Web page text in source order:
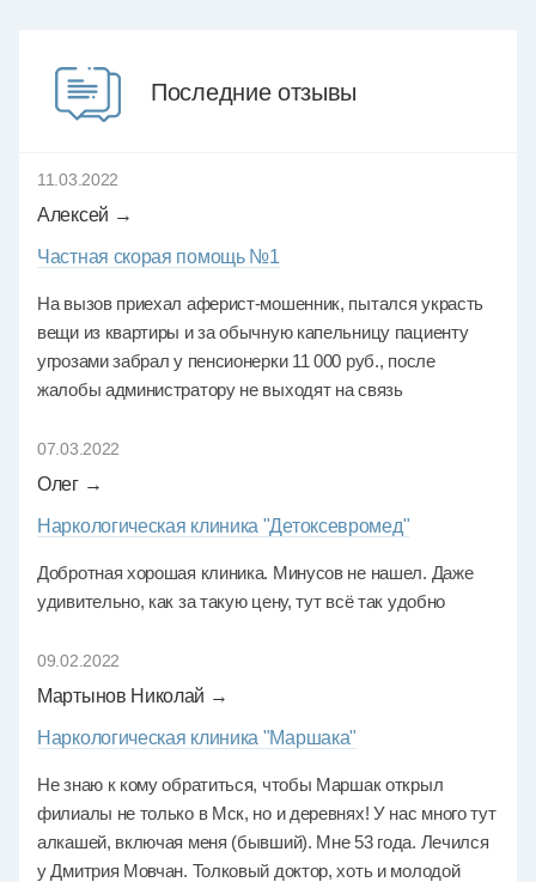
Последние отзывы
11.03.2022
Алексей →
Частная скорая помощь №1
На вызов приехал аферист-мошенник, пытался украсть
вещи из квартиры и за обычную капельницу пациенту
угрозами забрал у пенсионерки 11 000 руб., после
жалобы администратору не выходят на связь
07.03.2022
Олег →
Наркологическая клиника "Детоксевромед"
Добротная хорошая клиника. Минусов не нашел. Даже
удивительно, как за такую цену, тут всё так удобно
09.02.2022
Мартынов Николай →
Наркологическая клиника "Маршака"
Не знаю к кому обратиться, чтобы Маршак открыл
филиалы не только в Мск, но и деревнях! У нас много тут
алкашей, включая меня (бывший). Мне 53 года. Лечился
у Дмитрия Мовчан. Толковый доктор, хоть и молодой